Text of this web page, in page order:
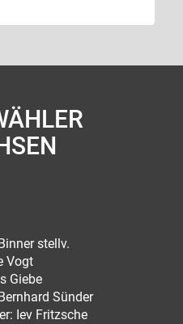
stellv.
Vogt
Giebe
Sünder
Iev Fritzsche